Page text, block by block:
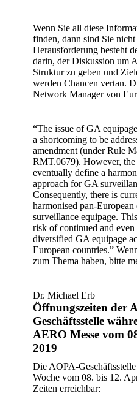
Wenn Sie all diese
finden, dann sind Sie
Herausforderung besteht
darin, der Diskussion um
Struktur zu geben und
werden Chancen vertan.
Network Manager von
“The issue of GA
a shortcoming to be
amendment (under Rule
RMT.0679). However,
eventually define a
approach for GA
Consequently, there is
harmonised pan-
surveillance equipage.
risk of continued and even
diversified GA equipage
European countries.”
zum Thema haben, bitte
Dr. Michael Erb
Öffnungszeiten der
Geschäftsstelle
AERO Messe vom
2019
Die AOPA-
Woche vom 08. bis 12.
Zeiten erreichbar: